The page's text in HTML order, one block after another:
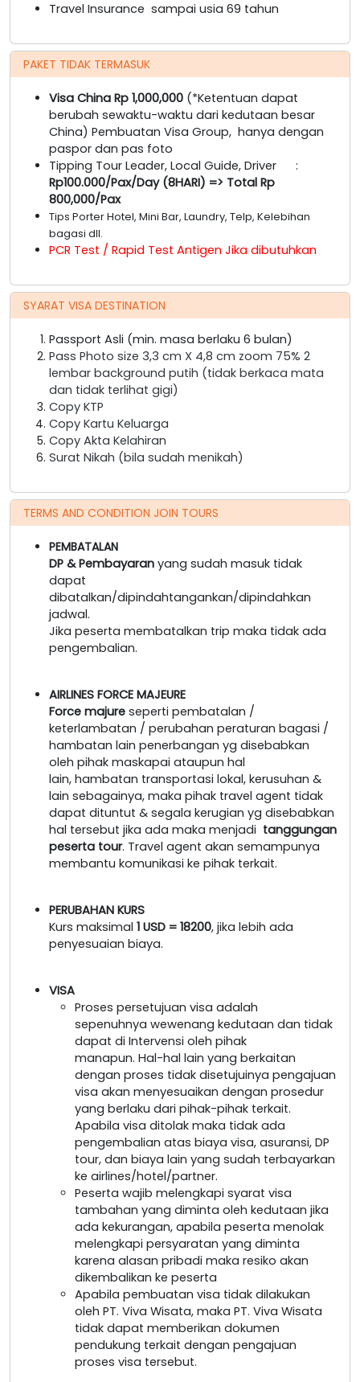
Travel Insurance sampai usia 69 tahun
PAKET TIDAK TERMASUK
Visa China Rp 1,000,000 (*Ketentuan dapat
berubah sewaktu-waktu dari kedutaan besar
China) Pembuatan Visa Group, hanya dengan
paspor dan pas foto
Tipping Tour Leader, Local Guide, Driver :
Rp100.000/Pax/Day (8HARI) => Total Rp
800,000/Pax
Tips Porter Hotel, Mini Bar, Laundry, Telp, Kelebihan
bagasi dll.
PCR Test / Rapid Test Antigen Jika dibutuhkan
SYARAT VISA DESTINATION
Passport Asli (min. masa berlaku 6 bulan)
Pass Photo size 3,3 cm X 4,8 cm zoom 75% 2
lembar background putih (tidak berkaca mata
dan tidak terlihat gigi)
Copy KTP
Copy Kartu Keluarga
Copy Akta Kelahiran
Surat Nikah (bila sudah menikah)
TERMS AND CONDITION JOIN TOURS
PEMBATALAN
DP & Pembayaran yang sudah masuk tidak
dapat
dibatalkan/dipindahtangankan/dipindahkan
jadwal.
Jika peserta membatalkan trip maka tidak ada
pengembalian.
AIRLINES FORCE MAJEURE
Force majure seperti pembatalan /
keterlambatan / perubahan peraturan bagasi /
hambatan lain penerbangan yg disebabkan
oleh pihak maskapai ataupun hal
lain, hambatan transportasi lokal, kerusuhan &
lain sebagainya, maka pihak travel agent tidak
dapat dituntut & segala kerugian yg disebabkan
hal tersebut jika ada maka menjadi tanggungan
peserta tour. Travel agent akan semampunya
membantu komunikasi ke pihak terkait.
PERUBAHAN KURS
Kurs maksimal 1 USD = 18200, jika lebih ada
penyesuaian biaya.
VISA
Proses persetujuan visa adalah
sepenuhnya wewenang kedutaan dan tidak
dapat di Intervensi oleh pihak
manapun. Hal-hal lain yang berkaitan
dengan proses tidak disetujuinya pengajuan
visa akan menyesuaikan dengan prosedur
yang berlaku dari pihak-pihak terkait.
Apabila visa ditolak maka tidak ada
pengembalian atas biaya visa, asuransi, DP
tour, dan biaya lain yang sudah terbayarkan
ke airlines/hotel/partner.
Peserta wajib melengkapi syarat visa
tambahan yang diminta oleh kedutaan jika
ada kekurangan, apabila peserta menolak
melengkapi persyaratan yang diminta
karena alasan pribadi maka resiko akan
dikembalikan ke peserta
Apabila pembuatan visa tidak dilakukan
oleh PT. Viva Wisata, maka PT. Viva Wisata
tidak dapat memberikan dokumen
pendukung terkait dengan pengajuan
proses visa tersebut.